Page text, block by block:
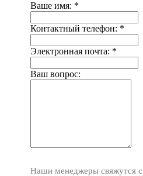
Ваше имя: *
Контактный телефон: *
Электронная почта: *
Ваш вопрос:
Наши менеджеры свяжутся